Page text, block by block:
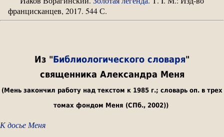
францисканцев, 2017. 544 С.
Из "Библиологического словаря"
священника Александра Меня
(Мень закончил работу над текстом к 1985 г.; словарь оп. в трех
томах фондом Меня (СПб., 2002))
К досье Меня